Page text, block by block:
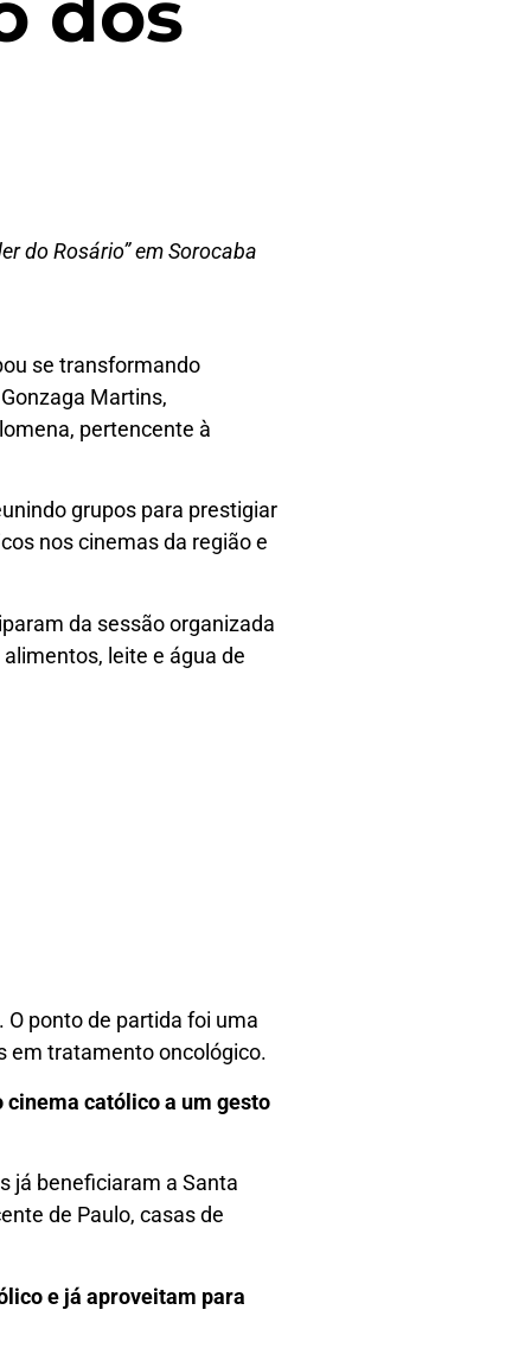
do Rosário” em Sorocaba
se transformando
Martins,
pertencente à
grupos para prestigiar
nos cinemas da região e
da sessão organizada
leite e água de
ponto de partida foi uma
em tratamento oncológico.
cinema católico a um gesto
já beneficiaram a Santa
de Paulo, casas de
e já aproveitam para